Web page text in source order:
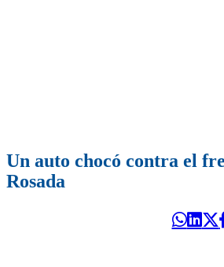
Un auto chocó contra el
Rosada